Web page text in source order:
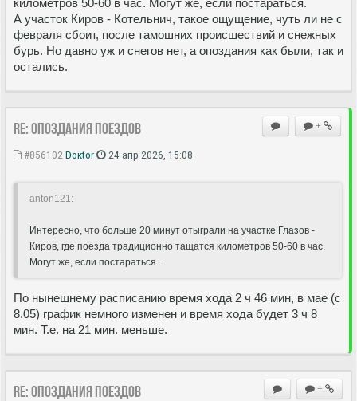
километров 50-60 в час. Могут же, если постараться.
А участок Киров - Котельнич, такое ощущение, чуть ли не с
февраля сбоит, после тамошних происшествий и снежных
бурь. Но давно уж и снегов нет, а опоздания как были, так и
остались.
+
Re: Опоздания поездов
#856102 Doкtor 24 апр 2026, 15:08
anton121:
Интересно, что больше 20 минут отыграли на участке Глазов -
Киров, где поезда традиционно тащатся километров 50-60 в час.
Могут же, если постараться..
По нынешнему расписанию время хода 2 ч 46 мин, в мае (с
8.05) график немного изменен и время хода будет 3 ч 8
мин. Т.е. на 21 мин. меньше.
+
Re: Опоздания поездов